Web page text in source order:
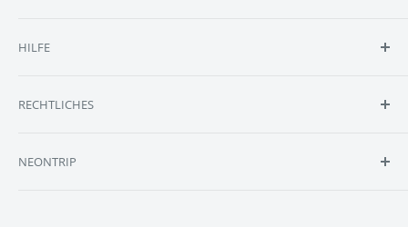
Reviews
Anfrage
HILFE
FAQ
Lieferumfang
RECHTLICHES
Cookie Einstellungen
NEONTRIP